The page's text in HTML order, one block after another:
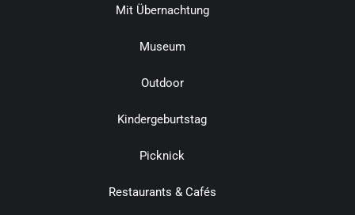
Mit Übernachtung
Museum
Outdoor
Kindergeburtstag
Picknick
Restaurants & Cafés